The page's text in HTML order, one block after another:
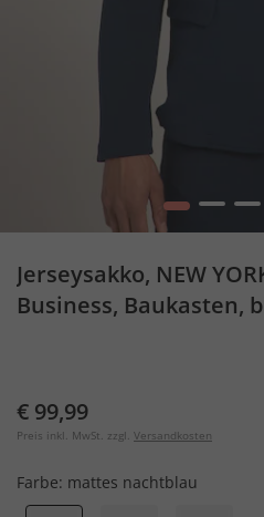
1 2 3
Jerseysakko, NEW
Business, Baukasten,
€ 99,99
Preis inkl. MwSt. zzgl. Versandkosten
Farbe: mattes nachtblau